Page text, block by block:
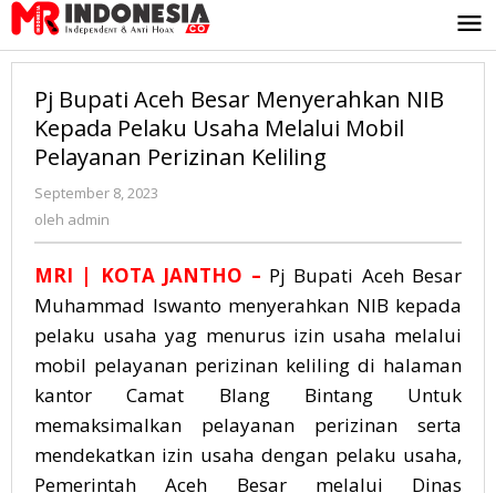
Lewati
ke
konten
Pj Bupati Aceh Besar Menyerahkan NIB
Kepada Pelaku Usaha Melalui Mobil
Pelayanan Perizinan Keliling
September 8, 2023
oleh admin
MRI | KOTA JANTHO – Pj Bupati Aceh Besar
Muhammad Iswanto menyerahkan NIB kepada
pelaku usaha yag menurus izin usaha melalui
mobil pelayanan perizinan keliling di halaman
kantor Camat Blang Bintang Untuk
memaksimalkan pelayanan perizinan serta
mendekatkan izin usaha dengan pelaku usaha,
Pemerintah Aceh Besar melalui Dinas